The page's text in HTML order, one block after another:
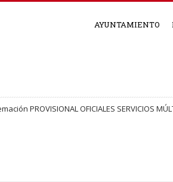
AYUNTAMIENTO
PROVISIONAL OFICIALES SERVICIOS